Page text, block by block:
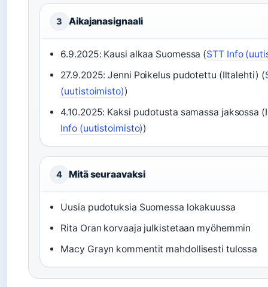
3 Aikajanasignaali
6.9.2025: Kausi alkaa Suomessa (STT Info
27.9.2025: Jenni Poikelus pudotettu (Iltalehti) (
(uutistoimisto))
4.10.2025: Kaksi pudotusta samassa jaksossa
Info (uutistoimisto))
4 Mitä seuraavaksi
Uusia pudotuksia Suomessa lokakuussa
Rita Oran korvaaja julkistetaan myöhemmin
Macy Grayn kommentit mahdollisesti tulossa